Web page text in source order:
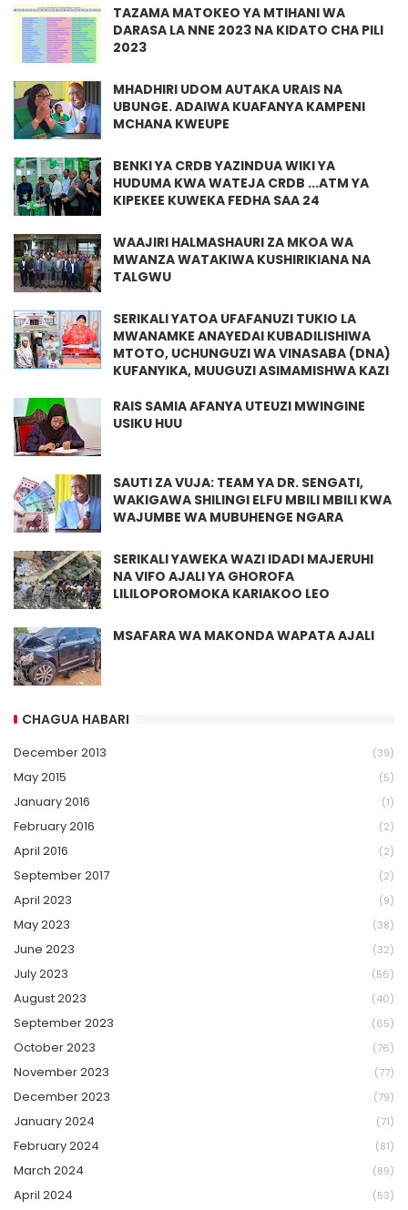
TAZAMA MATOKEO YA MTIHANI WA
DARASA LA NNE 2023 NA KIDATO CHA PILI
2023
MHADHIRI UDOM AUTAKA URAIS NA
UBUNGE. ADAIWA KUAFANYA KAMPENI
MCHANA KWEUPE
BENKI YA CRDB YAZINDUA WIKI YA
HUDUMA KWA WATEJA CRDB ...ATM YA
KIPEKEE KUWEKA FEDHA SAA 24
WAAJIRI HALMASHAURI ZA MKOA WA
MWANZA WATAKIWA KUSHIRIKIANA NA
TALGWU
SERIKALI YATOA UFAFANUZI TUKIO LA
MWANAMKE ANAYEDAI KUBADILISHIWA
MTOTO, UCHUNGUZI WA VINASABA (DNA)
KUFANYIKA, MUUGUZI ASIMAMISHWA KAZI
RAIS SAMIA AFANYA UTEUZI MWINGINE
USIKU HUU
SAUTI ZA VUJA: TEAM YA DR. SENGATI,
WAKIGAWA SHILINGI ELFU MBILI MBILI KWA
WAJUMBE WA MUBUHENGE NGARA
SERIKALI YAWEKA WAZI IDADI MAJERUHI
NA VIFO AJALI YA GHOROFA
LILILOPOROMOKA KARIAKOO LEO
MSAFARA WA MAKONDA WAPATA AJALI
CHAGUA HABARI
December 2013 (39)
May 2015 (5)
January 2016 (1)
February 2016 (2)
April 2016 (2)
September 2017 (2)
April 2023 (9)
May 2023 (38)
June 2023 (32)
July 2023 (56)
August 2023 (40)
September 2023 (65)
October 2023 (76)
November 2023 (77)
December 2023 (79)
January 2024 (71)
February 2024 (81)
March 2024 (89)
April 2024 (53)